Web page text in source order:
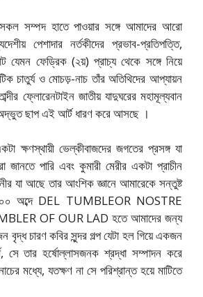
সম্পদ হাতে পাওয়ার সঙ্গে আমাদের আরো
পেশাদার নর্তকীদের প্রভাব-প্রতিপত্তি,
ফেড্রিক (২য়) প্রাচ্য থেকে সঙ্গে নিয়ে
চাতুর্য ও মোচড়-নাচ তাঁর অতিথিদের আপ্যায়ন
ফ্লোরেনটাইন জাতীয় যাদুঘরের মহামূল্যবান
ছাপ এই আর্ট ধারণ করে আসছে ।
ক্ষণস্থায়ী ভেল্কীবাজদের জগতের প্রসঙ্গ যা
জানতে পারি এবং কুমারী মেরীর একটা প্রাচীন
যা আছে তার আংশিক জ্ঞানে আমারেকে সন্তুষ্ট
অব্দে DEL TUMBLEOR NOSTRE
OF OUR LAD হতে আমাদের জন্য
বৃদ্ধ চারণ কবির সুন্দর গল্প যেটা হল গিয়ে একজন
তার হর্ষোল্লাসজনক শ্রদ্ধা সম্পাদন করে
মধ্যে, যতক্ষণ না সে পরিশ্রান্ত হয়ে মাটিতে